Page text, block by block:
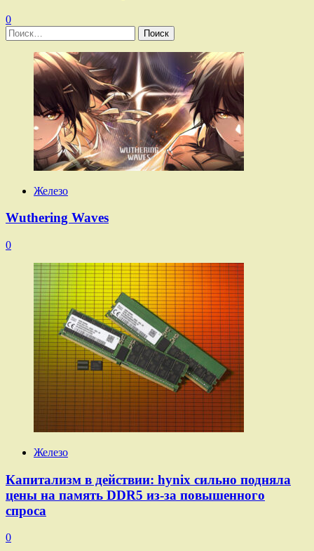
0
Найти:
Железо
Wuthering Waves
0
Железо
Капитализм в действии: hynix сильно подняла
цены на память DDR5 из-за повышенного
спроса
0